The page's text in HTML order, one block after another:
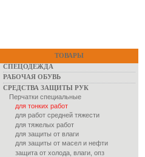
ТОВАРЫ
СПЕЦОДЕЖДА
РАБОЧАЯ ОБУВЬ
СРЕДСТВА ЗАЩИТЫ РУК
Перчатки специальные
для тонких работ
для работ средней тяжести
для тяжелых работ
для защиты от влаги
для защиты от масел и нефти
защита от холода, влаги, опз